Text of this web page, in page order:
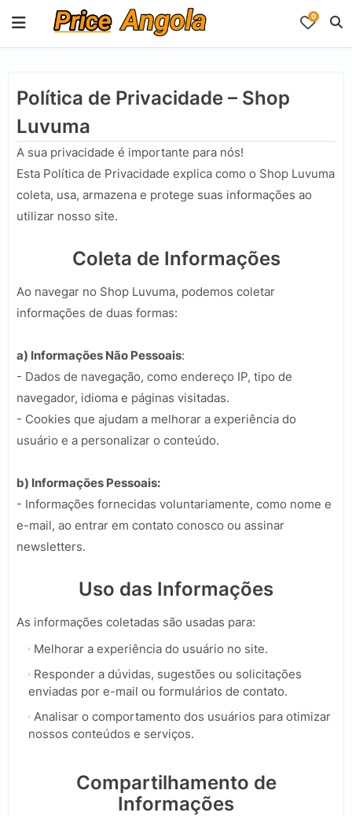
0
Política de Privacidade – Shop
Luvuma
A sua privacidade é importante para nós!
Esta Política de Privacidade explica como o Shop Luvuma
coleta, usa, armazena e protege suas informações ao
utilizar nosso site.
Coleta de Informações
Ao navegar no Shop Luvuma, podemos coletar
informações de duas formas:
a) Informações Não Pessoais:
- Dados de navegação, como endereço IP, tipo de
navegador, idioma e páginas visitadas.
- Cookies que ajudam a melhorar a experiência do
usuário e a personalizar o conteúdo.
b) Informações Pessoais:
- Informações fornecidas voluntariamente, como nome e
e-mail, ao entrar em contato conosco ou assinar
newsletters.
Uso das Informações
As informações coletadas são usadas para:
Melhorar a experiência do usuário no site.
Responder a dúvidas, sugestões ou solicitações
enviadas por e-mail ou formulários de contato.
Analisar o comportamento dos usuários para otimizar
nossos conteúdos e serviços.
Compartilhamento de
Informações